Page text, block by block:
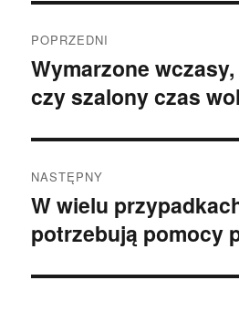
wpisu
POPRZEDNI
Poprzedni
wpis:
Wymarzone
czy szalony czas
NASTĘPNY
Następny
wpis:
W wielu
potrzebują pomocy